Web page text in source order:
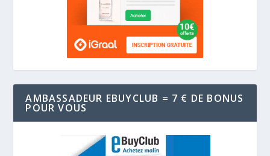
AMBASSADEUR EBUYCLUB = 7 € DE BONUS
POUR VOUS